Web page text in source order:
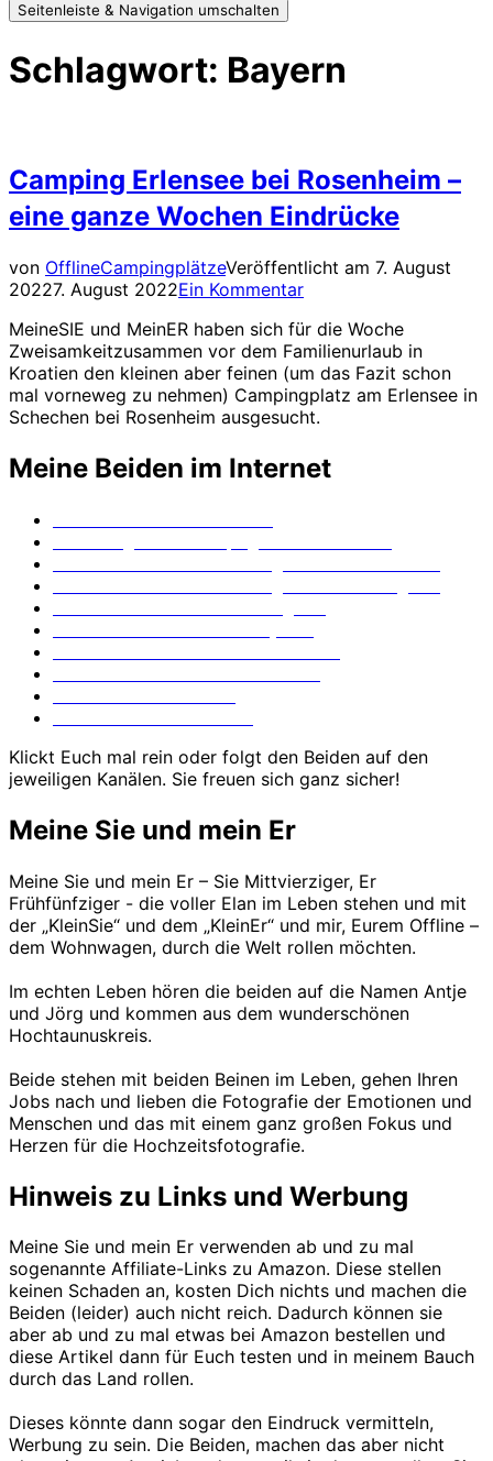
Seitenleiste & Navigation umschalten
Schlagwort: Bayern
Camping Erlensee bei Rosenheim –
eine ganze Wochen Eindrücke
von OfflineCampingplätzeVeröffentlicht am 7. August
20227. August 2022Ein Kommentar
MeineSIE und MeinER haben sich für die Woche
Zweisamkeitzusammen vor dem Familienurlaub in
Kroatien den kleinen aber feinen (um das Fazit schon
mal vorneweg zu nehmen) Campingplatz am Erlensee in
Schechen bei Rosenheim ausgesucht.
Meine Beiden im Internet
Klickt Euch mal rein oder folgt den Beiden auf den
jeweiligen Kanälen. Sie freuen sich ganz sicher!
Meine Sie und mein Er
Meine Sie und mein Er – Sie Mittvierziger, Er
Frühfünfziger - die voller Elan im Leben stehen und mit
der „KleinSie“ und dem „KleinEr“ und mir, Eurem Offline –
dem Wohnwagen, durch die Welt rollen möchten.
Im echten Leben hören die beiden auf die Namen Antje
und Jörg und kommen aus dem wunderschönen
Hochtaunuskreis.
Beide stehen mit beiden Beinen im Leben, gehen Ihren
Jobs nach und lieben die Fotografie der Emotionen und
Menschen und das mit einem ganz großen Fokus und
Herzen für die Hochzeitsfotografie.
Hinweis zu Links und Werbung
Meine Sie und mein Er verwenden ab und zu mal
sogenannte Affiliate-Links zu Amazon. Diese stellen
keinen Schaden an, kosten Dich nichts und machen die
Beiden (leider) auch nicht reich. Dadurch können sie
aber ab und zu mal etwas bei Amazon bestellen und
diese Artikel dann für Euch testen und in meinem Bauch
durch das Land rollen.
Dieses könnte dann sogar den Eindruck vermitteln,
Werbung zu sein. Die Beiden, machen das aber nicht